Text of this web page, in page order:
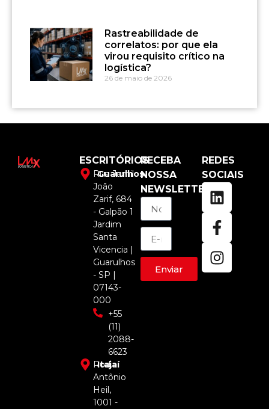
Rastreabilidade de
correlatos: por que ela
virou requisito crítico na
logística?
26 de maio de 2026
ESCRITÓRIOS
Guarulhos
Rua Jamil
João
Zarif, 684
- Galpão 1
Jardim
Santa
Vicencia |
Guarulhos
- SP |
07143-
000
+55
(11)
2088-
6623
Itajaí
Rod.
Antônio
Heil,
1001 -
RECEBA
NOSSA
NEWSLETTER
Enviar
REDES
SOCIAIS